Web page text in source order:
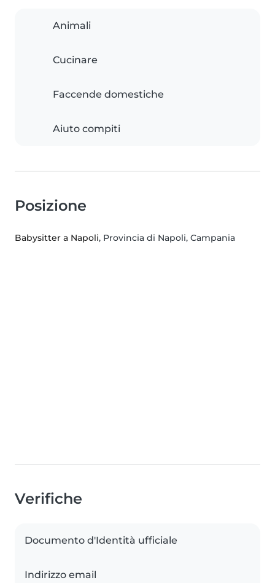
Animali
Cucinare
Faccende domestiche
Aiuto compiti
Posizione
Babysitter a Napoli, Provincia di Napoli, Campania
Verifiche
Documento d'Identità ufficiale
Indirizzo email